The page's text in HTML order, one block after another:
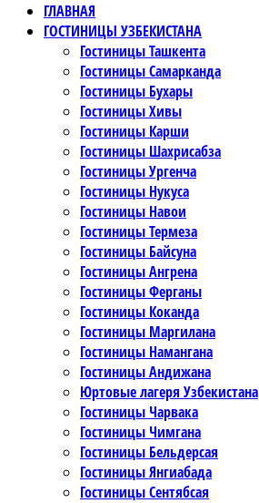
ГЛАВНАЯ
ГОСТИНИЦЫ УЗБЕКИСТАНА
Гостиницы Ташкента
Гостиницы Самарканда
Гостиницы Бухары
Гостиницы Хивы
Гостиницы Карши
Гостиницы Шахрисабза
Гостиницы Ургенча
Гостиницы Нукуса
Гостиницы Навои
Гостиницы Термеза
Гостиницы Байсуна
Гостиницы Ангрена
Гостиницы Ферганы
Гостиницы Коканда
Гостиницы Маргилана
Гостиницы Намангана
Гостиницы Андижана
Юртовые лагеря Узбекистана
Гостиницы Чарвака
Гостиницы Чимгана
Гостиницы Бельдерсая
Гостиницы Янгиабада
Гостиницы Сентябсая